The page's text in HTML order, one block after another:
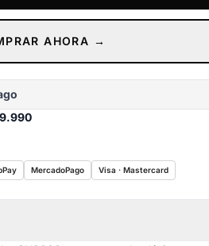
AHORA →
MercadoPago Visa · Mastercard